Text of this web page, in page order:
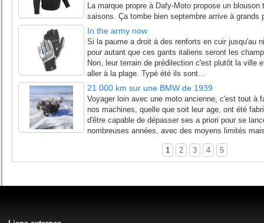
La marque propre à Dafy-Moto propose un
saisons. Ça tombe bien septembre arrive à grands
In the army now
Si la paume a droit à des renforts en cuir jusqu'au
pour autant que ces gants italiens seront les
Non, leur terrain de prédilection c'est plutôt la ville
aller à la plage. Typé été ils sont...
21 000 km sur une BMW de 1939
Voyager loin avec une moto ancienne, c'est tout à
nos machines, quelle que soit leur age, ont été
d'être capable de dépasser ses a priori pour se
nombreuses années, avec des moyens limités
1 2 3 4 5